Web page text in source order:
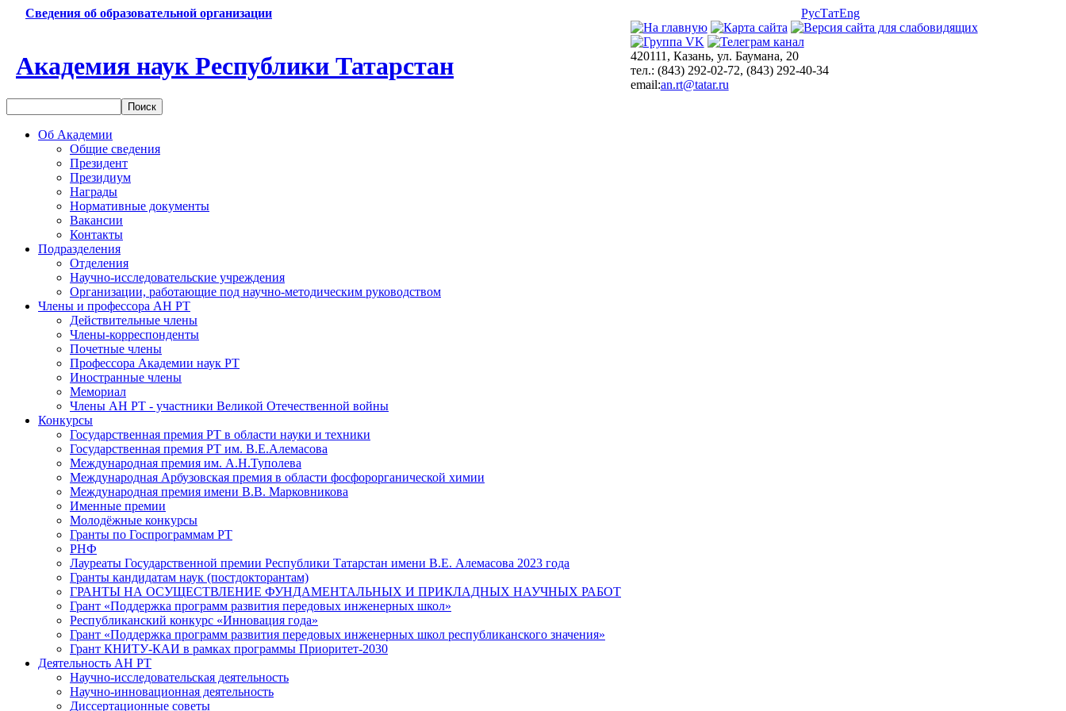
Сведения об образовательной организации РусТатEng
Академия наук Республики Татарстан
420111, Казань, ул. Баумана, 20
тел.: (843) 292-02-72, (843) 292-40-34
email:an.rt@tatar.ru
Об Академии
Общие сведения
Президент
Президиум
Награды
Нормативные документы
Вакансии
Контакты
Подразделения
Отделения
Научно-исследовательские учреждения
Организации, работающие под научно-методическим руководством
Члены и профессора АН РТ
Действительные члены
Члены-корреспонденты
Почетные члены
Профессора Академии наук РТ
Иностранные члены
Мемориал
Члены АН РТ - участники Великой Отечественной войны
Конкурсы
Государственная премия РТ в области науки и техники
Государственная премия РТ им. В.Е.Алемасова
Международная премия им. А.Н.Туполева
Международная Арбузовская премия в области фосфорорганической химии
Международная премия имени В.В. Марковникова
Именные премии
Молодёжные конкурсы
Гранты по Госпрограммам РТ
РНФ
Лауреаты Государственной премии Республики Татарстан имени В.Е. Алемасова 2023 года
Гранты кандидатам наук (постдокторантам)
ГРАНТЫ НА ОСУЩЕСТВЛЕНИЕ ФУНДАМЕНТАЛЬНЫХ И ПРИКЛАДНЫХ НАУЧНЫХ РАБОТ
Грант «Поддержка программ развития передовых инженерных школ»
Республиканский конкурс «Инновация года»
Грант «Поддержка программ развития передовых инженерных школ республиканского значения»
Грант КНИТУ-КАИ в рамках программы Приоритет-2030
Деятельность АН РТ
Научно-исследовательская деятельность
Научно-инновационная деятельность
Диссертационные советы